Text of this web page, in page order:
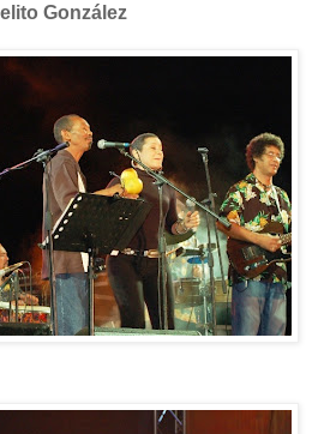
González